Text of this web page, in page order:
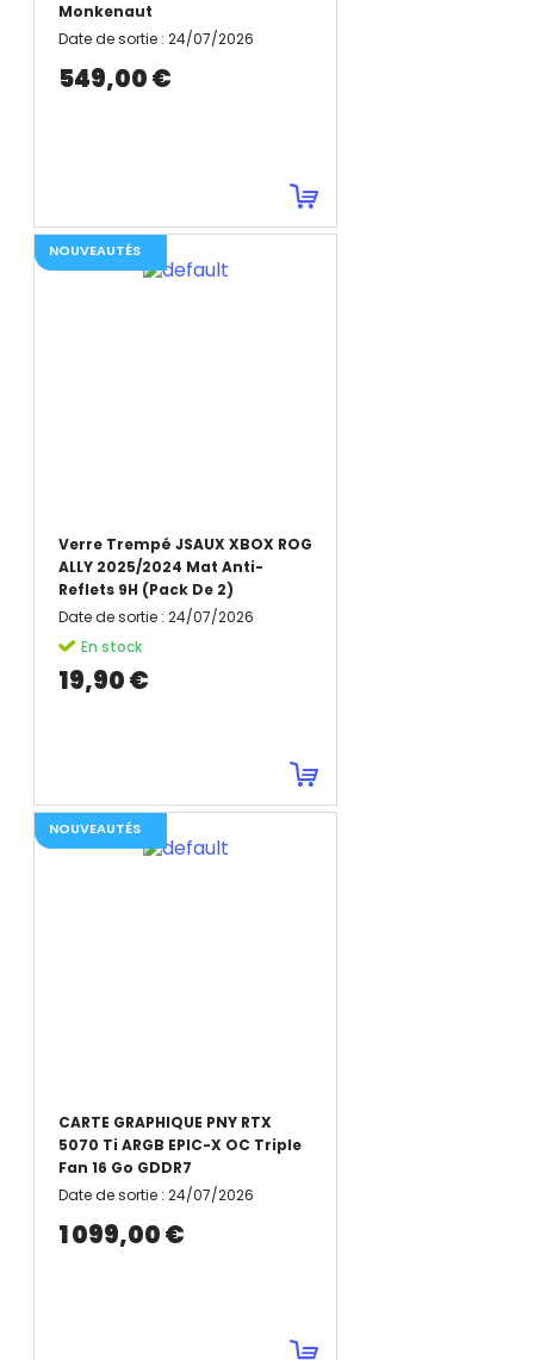
Monkenaut
Date de sortie : 24/07/2026
549,00 €
Verre Trempé JSAUX XBOX ROG
ALLY 2025/2024 Mat Anti-
Reflets 9H (Pack De 2)
Date de sortie : 24/07/2026
En stock
19,90 €
NOUVEAUTÉS
CARTE GRAPHIQUE PNY RTX
5070 Ti ARGB EPIC-X OC Triple
Fan 16 Go GDDR7
Date de sortie : 24/07/2026
1 099,00 €
NOUVEAUTÉS